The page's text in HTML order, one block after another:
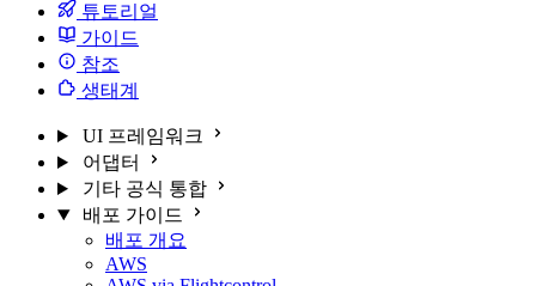
튜토리얼
가이드
참조
생태계
UI 프레임워크
어댑터
기타 공식 통합
배포 가이드
배포 개요
AWS